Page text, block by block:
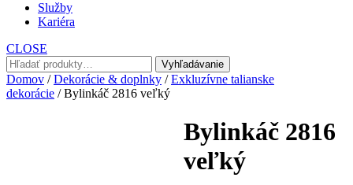
Služby
Kariéra
CLOSE
Hľadať:
Vyhľadávanie
Domov /Dekorácie & doplnky /Exkluzívne talianske
dekorácie / Bylinkáč 2816 veľký
Bylinkáč 2816
veľký